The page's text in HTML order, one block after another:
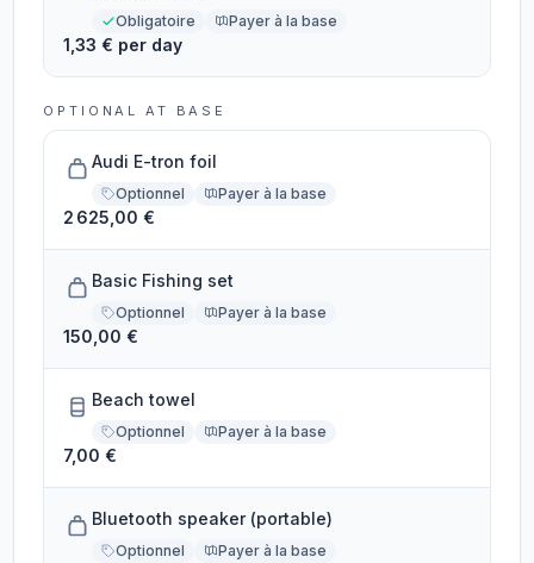
Obligatoire Payer à la base
1,33 € per day
OPTIONAL AT BASE
Audi E-tron foil
Optionnel Payer à la base
2 625,00 €
Basic Fishing set
Optionnel Payer à la base
150,00 €
Beach towel
Optionnel Payer à la base
7,00 €
Bluetooth speaker (portable)
Optionnel Payer à la base